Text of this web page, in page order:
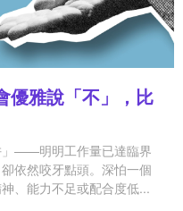
優雅說「不」，比
」——明明工作量已達臨界
依然咬牙點頭。深怕一個
、能力不足或配合度低...